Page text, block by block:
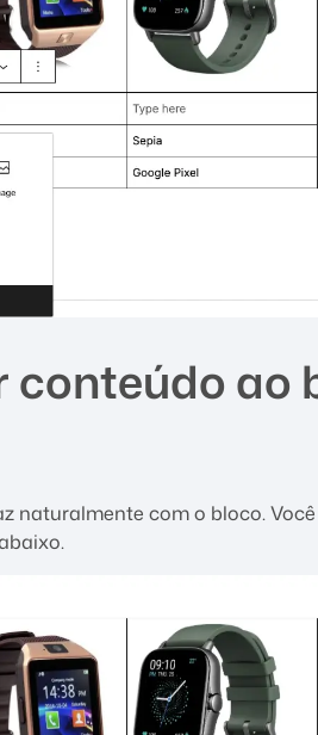
ao
naturalmente com o bloco.